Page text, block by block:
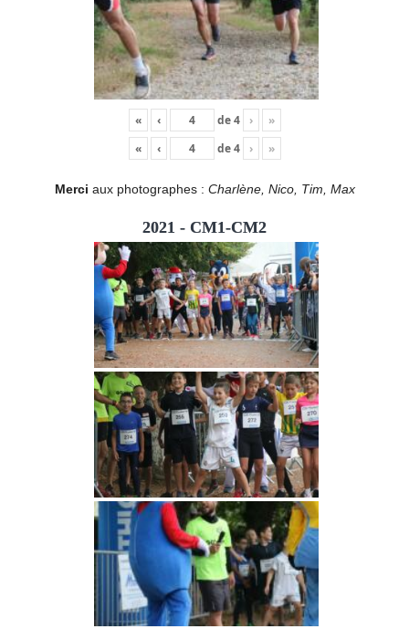
« ‹ de4 ›
»
«
‹ de4 › »
Merci aux photographes : Charlène, Nico, Tim, Max
2021 - CM1-CM2